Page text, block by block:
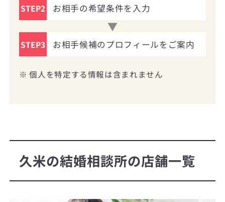
STEP2 お相手の希望条件を入力
STEP3 お相手候補のプロフィールをご案内
※ 個人を特定する情報は含まれません
久米の結婚相談所の店舗一覧